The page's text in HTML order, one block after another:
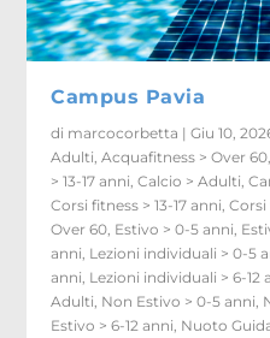
Campus Pavia
di marcocorbetta |Giu 10,
Adulti ,Acquafitness > Over 60
> 13-17 anni ,Calcio > Adulti ,
Corsi fitness > 13-17 anni ,Corsi
Over 60 Estivo > 0-5 anni
anni Lezioni individuali > 0-5
anni Lezioni individuali > 6-12
Adulti Non Estivo > 0-5 anni
Estivo > 6-12 anni Nuoto